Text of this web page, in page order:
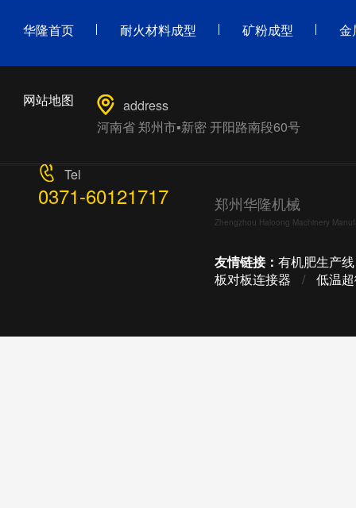
华隆首页 耐火材料成型 矿粉成型 金
网站地图
address
河南省 郑州市▪新密 开阳路南段60号
Tel
0371-60121717 郑州华隆机械
Zhengzhou Haloong Machinery
友情链接： 有机肥生产线
板对板连接器
/ 低温